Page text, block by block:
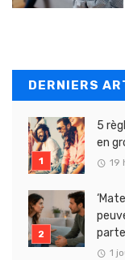
DERNIERS
5
en
19
1